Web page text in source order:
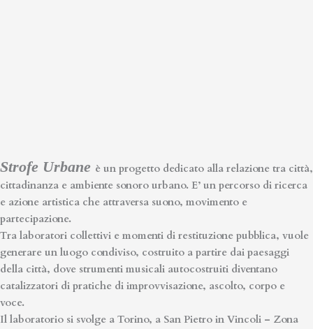
Strofe Urbane è un progetto dedicato alla relazione tra città,
cittadinanza e ambiente sonoro urbano. E’ un percorso di ricerca
e azione artistica che attraversa suono, movimento e
partecipazione.
Tra laboratori collettivi e momenti di restituzione pubblica, vuole
generare un luogo condiviso, costruito a partire dai paesaggi
della città, dove strumenti musicali autocostruiti diventano
catalizzatori di pratiche di improvvisazione, ascolto, corpo e
voce.
Il laboratorio si svolge a Torino, a San Pietro in Vincoli – Zona